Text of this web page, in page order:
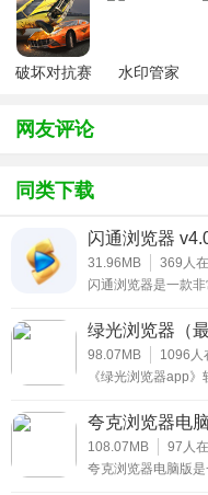
3.点击“完成”即可退出安
功能特色
无缝双核，大展拳脚
浏览网页时智能帮您选
破坏对抗赛
水印管家
网友评论
同类下载
闪通浏览器
31.96MB 369 人
闪通浏览器是一款
学生开发的一站式
有用网人非常多，这
慢！想要查查学习资
事。为此，闪通浏
绿光浏览器（
98.07MB 1096 人
《绿光浏览器app
国内外的很多你喜
无痕迹的浏览模
夸克浏览器电
108.07MB 97 人
夸克浏览器电脑版